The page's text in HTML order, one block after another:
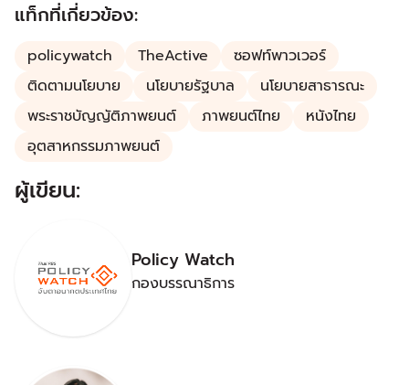
แท็กที่เกี่ยวข้อง:
policywatch TheActive
ซอฟท์พาวเวอร์
ติดตามนโยบาย
นโยบายรัฐบาล
นโยบายสาธารณะ
พระราชบัญญัติภาพยนต์
ภาพยนต์ไทย
หนังไทย
อุตสาหกรรมภาพยนต์
ผู้เขียน:
Policy Watch
กองบรรณาธิการ